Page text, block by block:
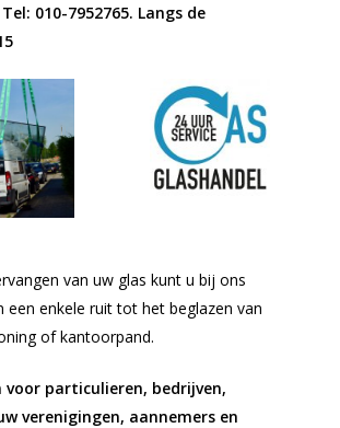
Tel: 010-7952765. Langs de
van uw glas kunt u bij ons
een enkele ruit tot het beglazen van
of kantoorpand.
voor particulieren, bedrijven,
verenigingen, aannemers en